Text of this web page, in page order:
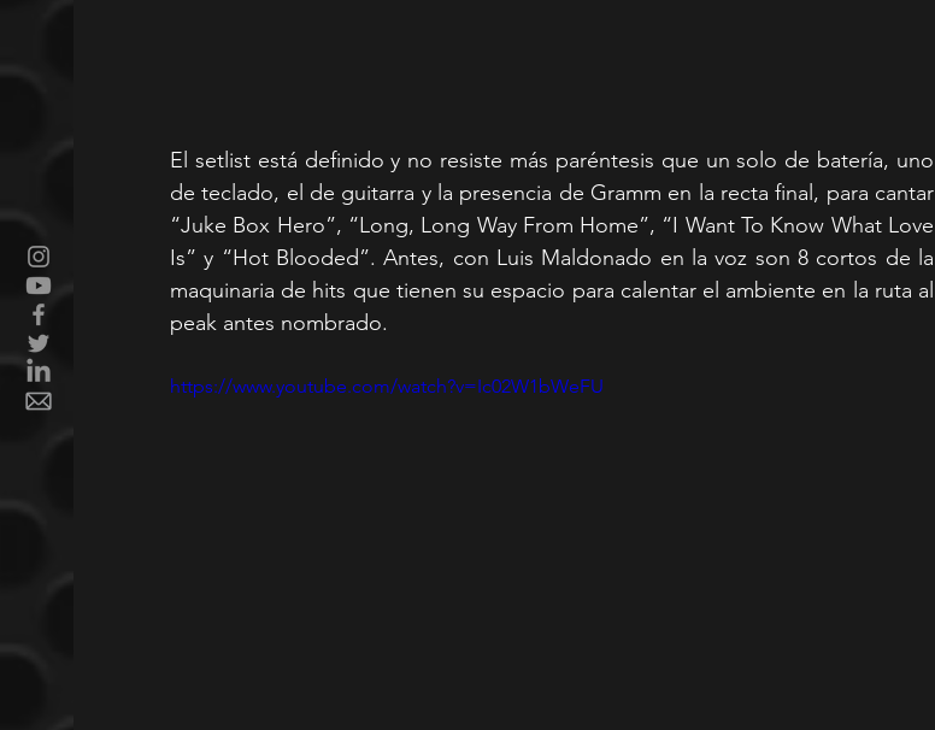
El setlist está definido y no resiste más paréntesis que un solo de batería, uno
de teclado, el de guitarra y la presencia de Gramm en la recta final, para cantar
“Juke Box Hero”, “Long, Long Way From Home”, “I Want To Know What Love
Is” y “Hot Blooded”. Antes, con Luis Maldonado en la voz son 8 cortos de la
maquinaria de hits que tienen su espacio para calentar el ambiente en la ruta al
peak antes nombrado.
https://www.youtube.com/watch?v=Ic02W1bWeFU